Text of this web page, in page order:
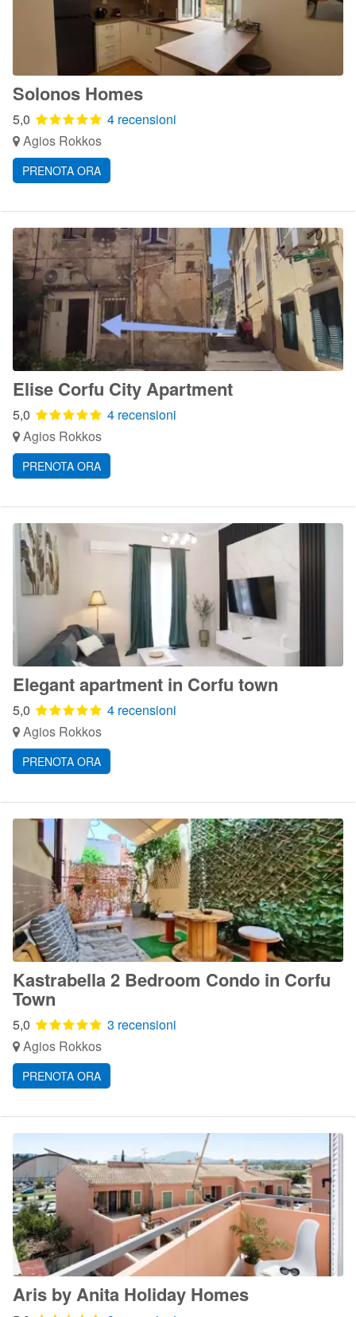
Solonos Homes
5,0
4 recensioni
Agios Rokkos
PRENOTA ORA
Elise Corfu City Apartment
5,0
4 recensioni
Agios Rokkos
PRENOTA ORA
Elegant apartment in Corfu town
5,0
4 recensioni
Agios Rokkos
PRENOTA ORA
Kastrabella 2 Bedroom Condo in Corfu
Town
5,0
3 recensioni
Agios Rokkos
PRENOTA ORA
Aris by Anita Holiday Homes